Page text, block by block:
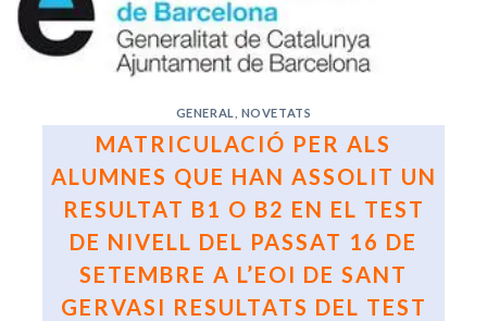
GENERAL NOVETATS
MATRICULACIÓ PER ALS
ALUMNES QUE HAN ASSOLIT UN
RESULTAT B1 O B2 EN EL TEST
DE NIVELL DEL PASSAT 16 DE
SETEMBRE A L’EOI DE SANT
GERVASI RESULTATS DEL TEST